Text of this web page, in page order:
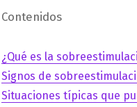
Contenidos
¿Qué es la
Signos de
Situaciones típicas que